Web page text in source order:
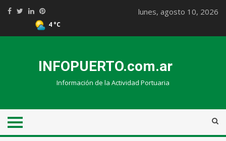
4 °C
lunes, agosto 10, 2026
INFOPUERTO.com.ar
Información de la Actividad Portuaria